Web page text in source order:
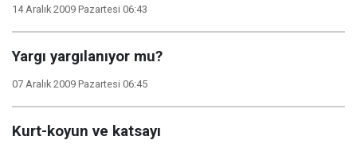
14 Aralık 2009 Pazartesi 06:43
Yargı yargılanıyor mu?
07 Aralık 2009 Pazartesi 06:45
Kurt-koyun ve katsayı